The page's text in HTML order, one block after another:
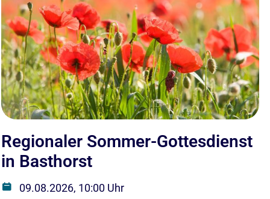
Regionaler Sommer-Gottesdienst
in Basthorst
09.08.2026, 10:00 Uhr